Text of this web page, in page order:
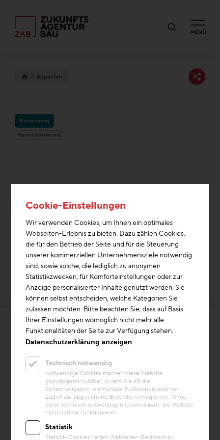
MENÜ
Experten
Fachplanung
Bauteilaktivierung
Galinastraße 14
6820Nenzing
Österreich
https://www.sst-energy.com/
ZAB Zukunftsagentur Bau GmbH
Digitalisierung & Innovation
Lachstatt 41, Steyregg 4221
+43 732 / 24 59 28 – 70
office-ooe@zukunft-bau.at
Hierhin navigieren
Cookie-Einstellungen
Wir verwenden Cookies, um Ihnen ein optimales
Webseiten-Erlebnis zu bieten. Dazu zählen Cookies,
die für den Betrieb der Seite und für die Steuerung
unserer kommerziellen Unternehmensziele notwendig
sind, sowie solche, die lediglich zu anonymen
Statistikzwecken, für Komforteinstellungen oder zur
Anzeige personalisierter Inhalte genutzt werden. Sie
können selbst entscheiden, welche Kategorien Sie
zulassen möchten. Bitte beachten Sie, dass auf Basis
Ihrer Einstellungen womöglich nicht mehr alle
Funktionalitäten der Seite zur Verfügung stehen.
Datenschutzerklärung anzeigen
Technisch notwendig
Notwendige Cookies machen diese Website
grundlegend nutzbar, in dem Sie zB die
Seitennavigation, elementare Funktionen oder den
Zugriff auf abgesicherte Bereiche ermöglichen. Ohne
diese technisch notwendigen Cookies kann die Website
nicht optimal funktionieren.
Statistik
Statistik-Cookies helfen Webseiten-Besitzern zu